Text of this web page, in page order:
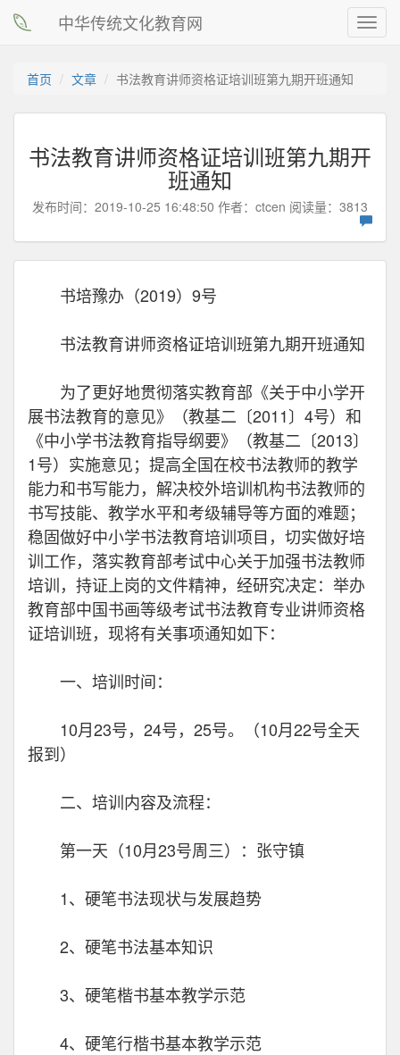
中华传统文化教育网
首页 文章 书法教育讲师资格证培训班第九期开班通知
书法教育讲师资格证培训班第九期开
班通知
发布时间：2019-10-25 16:48:50 作者： ctcen 阅读量：3813
书培豫办（2019）9号
书法教育讲师资格证培训班第九期开班通知
为了更好地贯彻落实教育部《关于中小学开
展书法教育的意见》（教基二〔2011〕4号）和
《中小学书法教育指导纲要》（教基二〔2013〕
1号）实施意见；提高全国在校书法教师的教学
能力和书写能力，解决校外培训机构书法教师的
书写技能、教学水平和考级辅导等方面的难题；
稳固做好中小学书法教育培训项目，切实做好培
训工作，落实教育部考试中心关于加强书法教师
培训，持证上岗的文件精神，经研究决定：举办
教育部中国书画等级考试书法教育专业讲师资格
证培训班，现将有关事项通知如下：
一、培训时间：
10月23号，24号，25号。（10月22号全天
报到）
二、培训内容及流程：
第一天（10月23号周三）：张守镇
1、硬笔书法现状与发展趋势
2、硬笔书法基本知识
3、硬笔楷书基本教学示范
4、硬笔行楷书基本教学示范